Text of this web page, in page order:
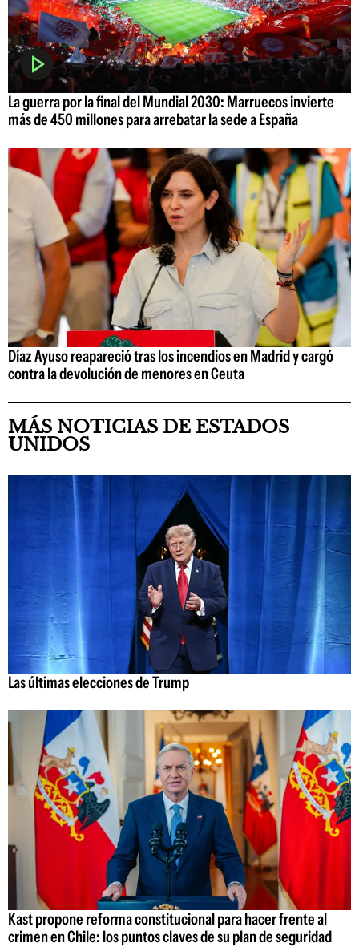
La guerra por la final del Mundial 2030: Marruecos invierte
más de 450 millones para arrebatar la sede a España
Díaz Ayuso reapareció tras los incendios en Madrid y cargó
contra la devolución de menores en Ceuta
MÁS NOTICIAS DE ESTADOS
UNIDOS
Las últimas elecciones de Trump
Kast propone reforma constitucional para hacer frente al
crimen en Chile: los puntos claves de su plan de seguridad